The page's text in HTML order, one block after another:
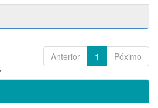
Anterior 1 Póximo